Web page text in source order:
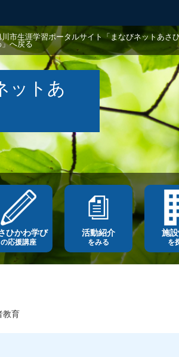
川市生涯学習ポータルサイト「まなびネットあさ
」へ戻る
ットあ
ひかわ学び
の応援講座
活動紹介
をみる
施
を
教育